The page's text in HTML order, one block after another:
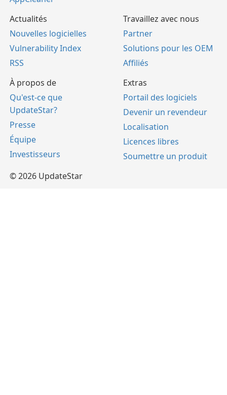
Actualités
Nouvelles logicielles
Vulnerability Index
RSS
Travaillez avec nous
Partner
Solutions pour les OEM
Affiliés
À propos de
Qu'est-ce que
UpdateStar?
Presse
Équipe
Investisseurs
Extras
Portail des logiciels
Devenir un revendeur
Localisation
Licences libres
Soumettre un produit
© 2026 UpdateStar